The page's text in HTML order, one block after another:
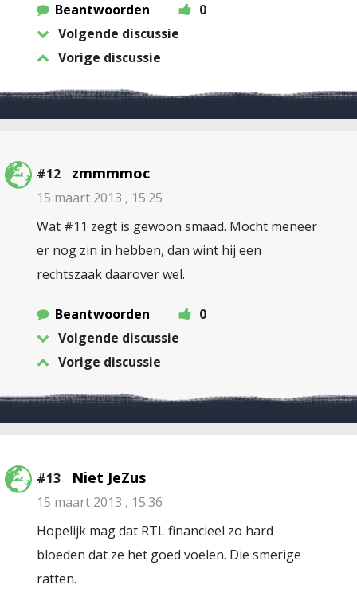
Beantwoorden
0
Volgende discussie
Vorige discussie
#12 zmmmmoc
15 maart 2013 , 15:25
Wat #11 zegt is gewoon smaad. Mocht meneer
er nog zin in hebben, dan wint hij een
rechtszaak daarover wel.
Beantwoorden
0
Volgende discussie
Vorige discussie
#13 Niet JeZus
15 maart 2013 , 15:36
Hopelijk mag dat RTL financieel zo hard
bloeden dat ze het goed voelen. Die smerige
ratten.